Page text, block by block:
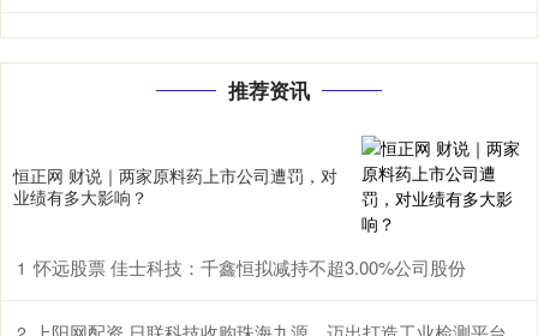
推荐资讯
恒正网 财说｜两家原料药上市公司遭罚，对
业绩有多大影响？
1 怀远股票 佳士科技：千鑫恒拟减持不超3.00%公司股份